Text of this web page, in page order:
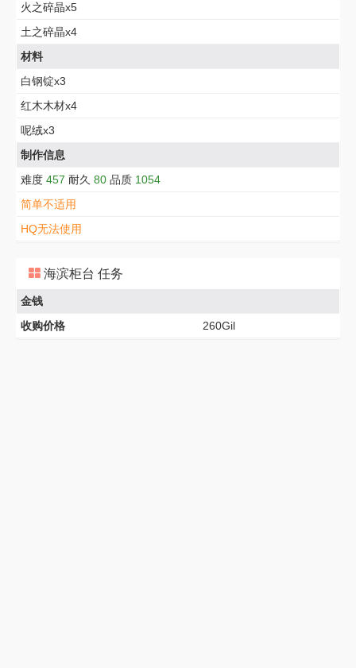
火之碎晶x5
土之碎晶x4
材料
白钢锭x3
红木木材x4
呢绒x3
制作信息
难度 457 耐久 80 品质 1054
简单不适用
HQ无法使用
海滨柜台 任务
金钱
收购价格
260Gil